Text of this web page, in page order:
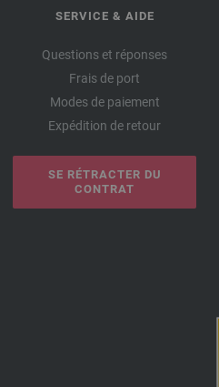
SERVICE & AIDE
Questions et réponses
Frais de port
Modes de paiement
Expédition de retour
SE RÉTRACTER DU
CONTRAT